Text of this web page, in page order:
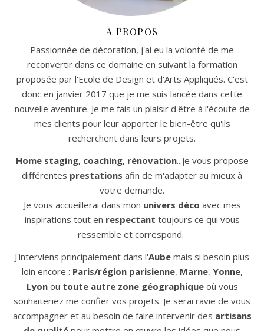
A PROPOS
Passionnée de décoration, j'ai eu la volonté de me
reconvertir dans ce domaine en suivant la formation
proposée par l'Ecole de Design et d'Arts Appliqués. C'est
donc en janvier 2017 que je me suis lancée dans cette
nouvelle aventure. Je me fais un plaisir d'être à l'écoute de
mes clients pour leur apporter le bien-être qu'ils
recherchent dans leurs projets.
Home staging, coaching, rénovation...je vous propose
différentes prestations afin de m'adapter au mieux à
votre demande.
Je vous accueillerai dans mon univers déco avec mes
inspirations tout en respectant toujours ce qui vous
ressemble et correspond.
J'interviens principalement dans l'Aube mais si besoin plus
loin encore : Paris/région parisienne, Marne, Yonne,
Lyonou toute autre zone géographiqueoù vous
souhaiteriez me confier vos projets. Je serai ravie de vous
accompagner et au besoin de faire intervenir des artisans